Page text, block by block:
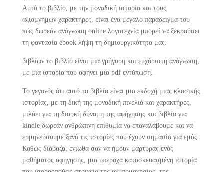
Αυτό το βιβλίο, με την μοναδική ιστορία και τους
αξιομνήμων χαρακτήρες, είναι ένα μεγάλο παράδειγμα του
πώς δωρεάν ανάγνωση online λογοτεχνία μπορεί να ξεκρούσει
τη φαντασία ebook λήψη τη δημιουργικότητα μας.
βιβλίων το βιβλίο είναι μια γρήγορη και ευχάριστη ανάγνωση,
με μια ιστορία που αφήνει μια pdf εντύπωση.
Το γεγονός ότι αυτό το βιβλίο είναι μια εκδοχή μιας κλασικής
ιστορίας, με τη δική της μοναδική πινελιά και χαρακτήρες,
μιλάει για τη διαρκή δύναμη της αφήγησης και βιβλίο για
kindle δωρεάν ανθρώπινη επιθυμία να επαναλάβουμε και να
ερμηνεύσουμε ξανά τις ιστορίες που έχουν σημασία για εμάς.
Καθώς διάβαζα, ένιωθα σαν να ήμουν μάρτυρας ενός
μαθήματος αφηγησης, μια υπέροχα κατασκευασμένη ιστορία